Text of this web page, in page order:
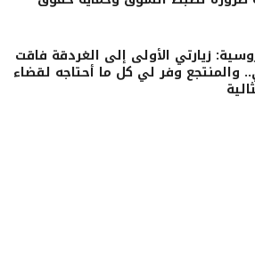
زيارتي الأولى إلى الغردقة فاقت
والمنتجع وفر لي كل ما أحتاجه لقضاء